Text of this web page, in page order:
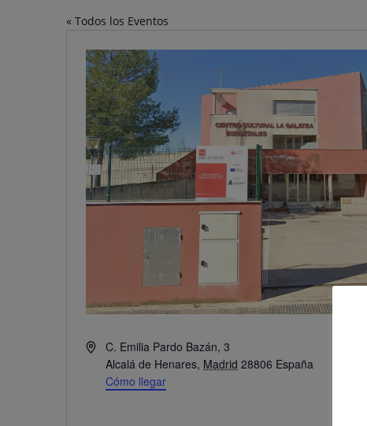
« Todos los Eventos
Dirección
C. Emilia Pardo Bazán, 3
Alcalá de Henares, Madrid 28806 España
Cómo llegar